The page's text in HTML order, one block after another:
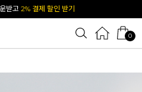
면1천원 즉시 할인 쿠폰
0